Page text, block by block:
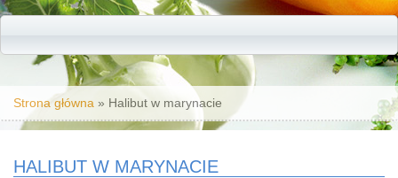
Jesteś tutaj
Strona główna » Halibut w marynacie
HALIBUT W MARYNACIE